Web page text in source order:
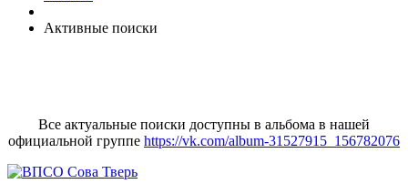
Активные поиски
Все актуальные поиски доступны в альбома в нашей
официальной группе https://vk.com/album-31527915_156782076